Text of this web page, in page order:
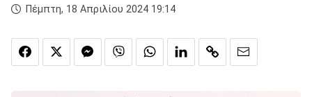
Πέμπτη, 18 Απριλίου 2024 19:14